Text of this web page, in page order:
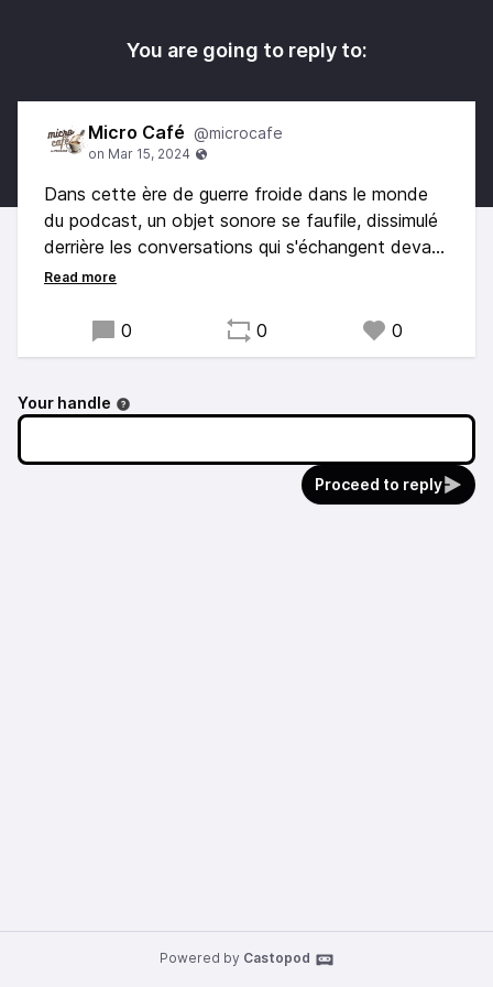
You are going to reply to:
Micro Café @microcafe
Dans cette ère de guerre froide dans le monde
du podcast, un objet sonore se faufile, dissimulé
derrière les conversations qui s'échangent devant
une machine à café.
Nous sommes à la Pod Valley. Ici, les petits et
grands noms du podcast se croisent sans
ou peut-être des Zombies à airpods.
0 0 0
Your handle
Proceed to reply
Powered by Castopod